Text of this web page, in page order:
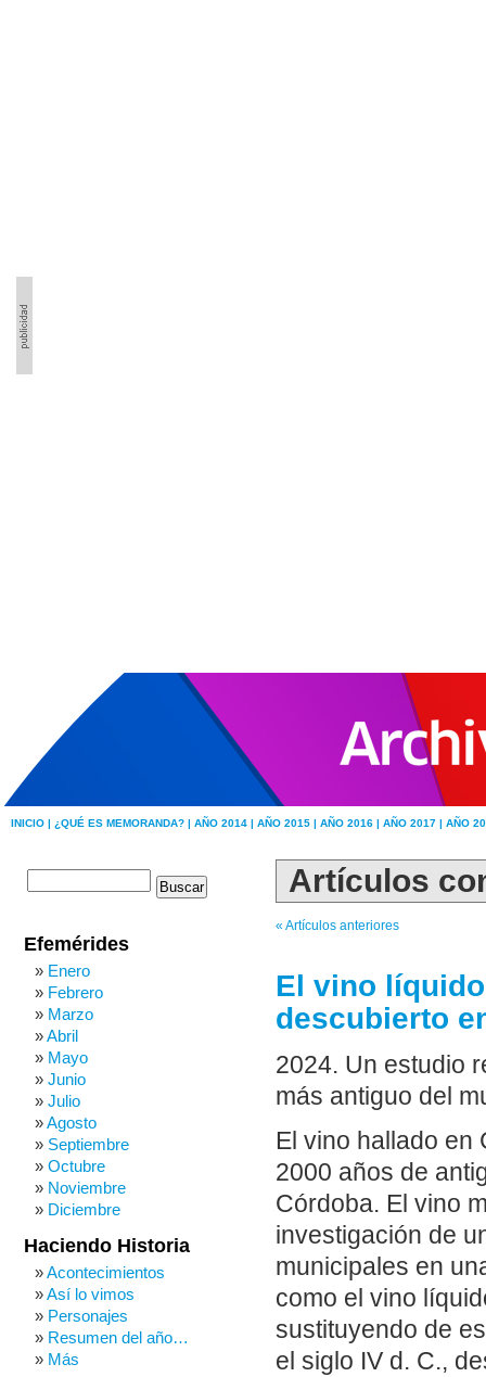
INICIO | ¿QUÉ ES MEMORANDA? | AÑO 2014 | AÑO 2015 | AÑO 2016 | AÑO 2017 | AÑO
Artículos
« Artículos anteriores
El vino
descubierto
2024. Un estudio
más antiguo del
El vino hallado en
2000 años de
Córdoba. El vino
investigación de
municipales en
como el vino
sustituyendo de
el siglo IV d. C.,
Efemérides
Enero
Febrero
Marzo
Abril
Mayo
Junio
Julio
Agosto
Septiembre
Octubre
Noviembre
Diciembre
Haciendo Historia
Acontecimientos
Así lo vimos
Personajes
Resumen del año…
Más